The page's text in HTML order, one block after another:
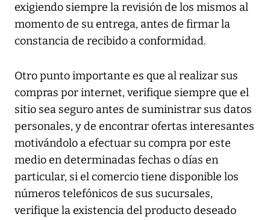
exigiendo siempre la revisión de los mismos al
momento de su entrega, antes de firmar la
constancia de recibido a conformidad.
Otro punto importante es que al realizar sus
compras por internet, verifique siempre que el
sitio sea seguro antes de suministrar sus datos
personales, y de encontrar ofertas interesantes
motivándolo a efectuar su compra por este
medio en determinadas fechas o días en
particular, si el comercio tiene disponible los
números telefónicos de sus sucursales,
verifique la existencia del producto deseado